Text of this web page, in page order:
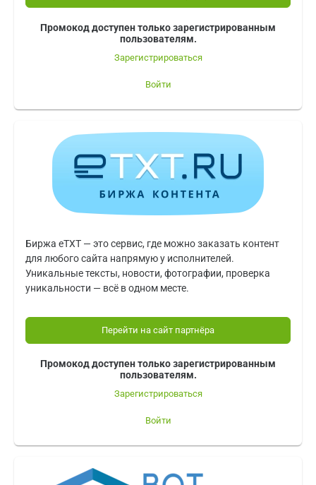
Промокод доступен только зарегистрированным
пользователям.
Зарегистрироваться
Войти
Биржа eTXT — это сервис, где можно заказать контент
для любого сайта напрямую у исполнителей.
Уникальные тексты, новости, фотографии, проверка
уникальности — всё в одном месте.
Перейти на сайт партнёра
Промокод доступен только зарегистрированным
пользователям.
Зарегистрироваться
Войти